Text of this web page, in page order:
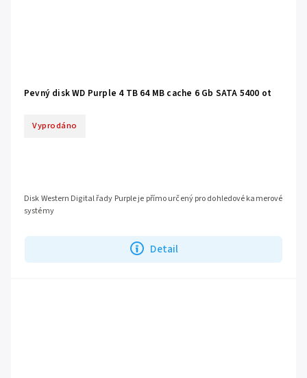
Pevný disk WD Purple 4 TB 64 MB cache 6 Gb SATA 5400 ot
Vyprodáno
Detail
Disk Western Digital řady Purple je přímo určený pro dohledové kamerové
systémy